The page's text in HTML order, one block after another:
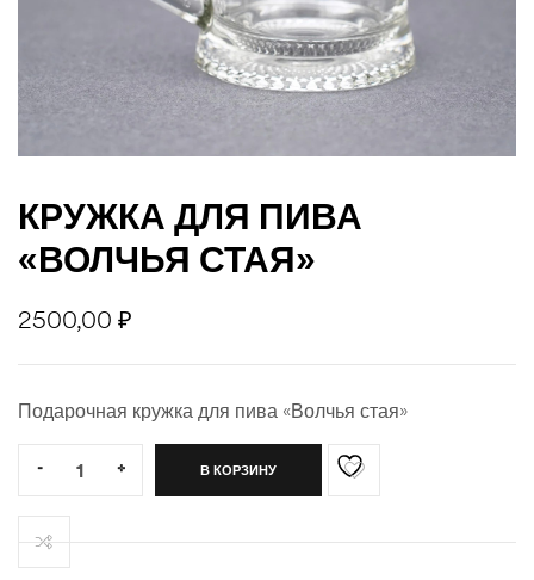
КРУЖКА ДЛЯ ПИВА
«ВОЛЧЬЯ СТАЯ»
2500,00 ₽
Подарочная кружка для пива «Волчья стая»
- + В КОРЗИНУ